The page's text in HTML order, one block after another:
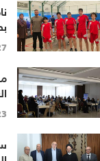
27
23